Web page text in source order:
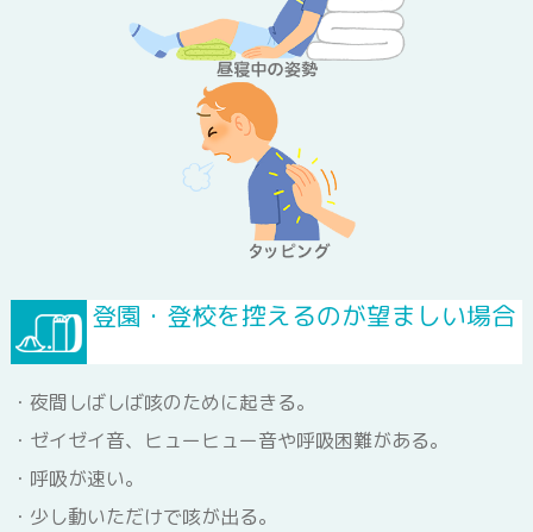
登園・登校を控えるのが望ましい場合
夜間しばしば咳のために起きる。
ゼイゼイ音、ヒューヒュー音や呼吸困難がある。
呼吸が速い。
少し動いただけで咳が出る。